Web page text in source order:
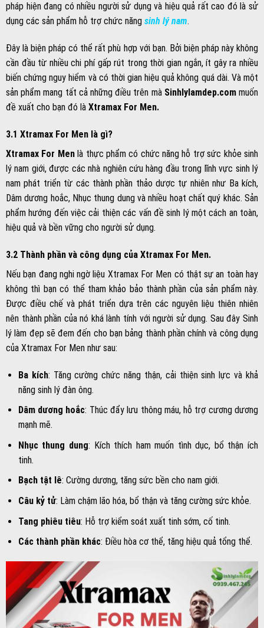
pháp hiện đang có nhiều người sử dụng và hiệu quả rất cao đó là sử
dụng các sản phẩm hỗ trợ chức năng sinh lý nam.
Đây là biện pháp có thể rất phù hợp với bạn. Bởi biện pháp này không
cần đầu từ nhiều chi phí gấp rút trong thời gian ngắn, ít gây ra nhiều
biến chứng nguy hiểm và có thời gian hiệu quả không quá dài. Và một
sản phẩm mang tất cả những điều trên mà Sinhlylamdep.commuốn
đề xuất cho bạn đó là Xtramax For Men.
3.1 Xtramax For Men là gì?
Xtramax For Menlà thực phẩm có chức năng hỗ trợ sức khỏe sinh
lý nam giới, được các nhà nghiên cứu hàng đầu trong lĩnh vực sinh lý
nam phát triển từ các thành phần thảo dược tự nhiên như Ba kích,
Dâm dương hoắc, Nhục thung dung và nhiều hoạt chất quý khác. Sản
phẩm hướng đến việc cải thiện các vấn đề sinh lý một cách an toàn,
hiệu quả và bền vững cho người sử dụng.
3.2 Thành phần và công dụng của Xtramax For Men.
Nếu bạn đang nghi ngờ liệu Xtramax For Men có thật sự an toàn hay
không thì bạn có thể tham khảo bảo thành phần của sản phẩm này.
Được điều chế và phát triển dựa trên các nguyên liệu thiên nhiên
nên thành phần của nó khá lành tính với người sử dụng. Sau đây Sinh
lý làm đẹp sẽ đem đến cho bạn bảng thành phần chính và công dụng
của Xtramax For Men như sau:
Ba kích: Tăng cường chức năng thận, cải thiện sinh lực và khả
năng sinh lý đàn ông.
Dâm dương hoắc: Thúc đẩy lưu thông máu, hỗ trợ cương dương
mạnh mẽ.
Nhục thung dung: Kích thích ham muốn tình dục, bổ thận ích
tinh.
Bạch tật lê: Cường dương, tăng sức bền cho nam giới.
Câu kỷ tử: Làm chậm lão hóa, bổ thận và tăng cường sức khỏe.
Tang phiêu tiêu: Hỗ trợ kiểm soát xuất tinh sớm, cố tinh.
Các thành phần khác: Điều hòa cơ thể, tăng hiệu quả tổng thể.